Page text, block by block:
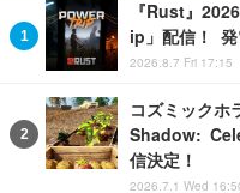
『Rust』
ip」配信！ 発
2026.8.7 Fri 17:15
コズミックホ
Shadow:
信決定！
2026.7.1 Wed